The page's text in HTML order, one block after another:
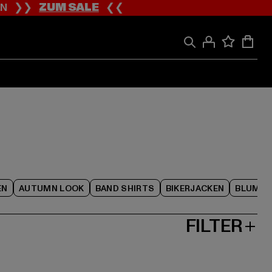
❯❯ZUM SALE❮❮
AUTUMN LOOK BAND SHIRTS BIKERJACKEN
FILTER